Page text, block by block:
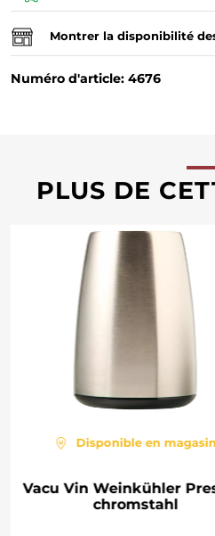
Montrer la disponibilité
Numéro d'article: 4676
PLUS DE
Disponible en magasin
Vacu Vin Weinkühler
chromstahl